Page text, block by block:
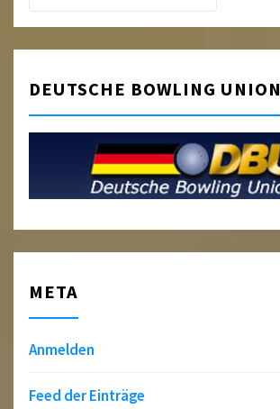
DEUTSCHE BOWLING UNION
META
Anmelden
Feed der Einträge